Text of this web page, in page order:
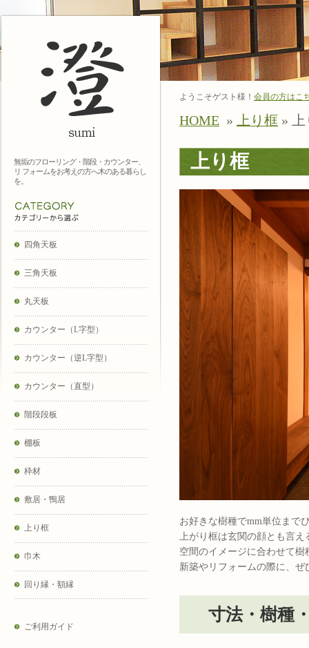
ようこそゲスト様！ 会員の方はこ
無垢のフローリング・階段・カウンター、
リ フォームをお考えの方へ木のある暮らし
を。
四角天板
三角天板
丸天板
カウンター（L字型）
カウンター（逆L字型）
カウンター（直型）
階段段板
棚板
枠材
敷居・鴨居
上り框
巾木
回り縁・額縁
ご利用ガイド
HOME » 上り框 »
上り框
お好きな樹種でmm単位まで
上がり框は玄関の顔とも言え
空間のイメージに合わせて
新築やリフォームの際に、ぜ
寸法・樹種